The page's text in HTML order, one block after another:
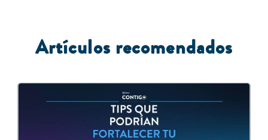
Artículos recomendados